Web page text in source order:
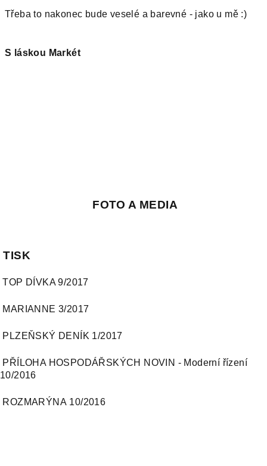
Třeba to nakonec bude veselé a barevné - jako u mě :)
S láskou Markét
FOTO A MEDIA
TISK
TOP DÍVKA 9/2017
MARIANNE 3/2017
PLZEŇSKÝ DENÍK 1/2017
PŘÍLOHA HOSPODÁŘSKÝCH NOVIN - Moderní řízení
10/2016
ROZMARÝNA 10/2016